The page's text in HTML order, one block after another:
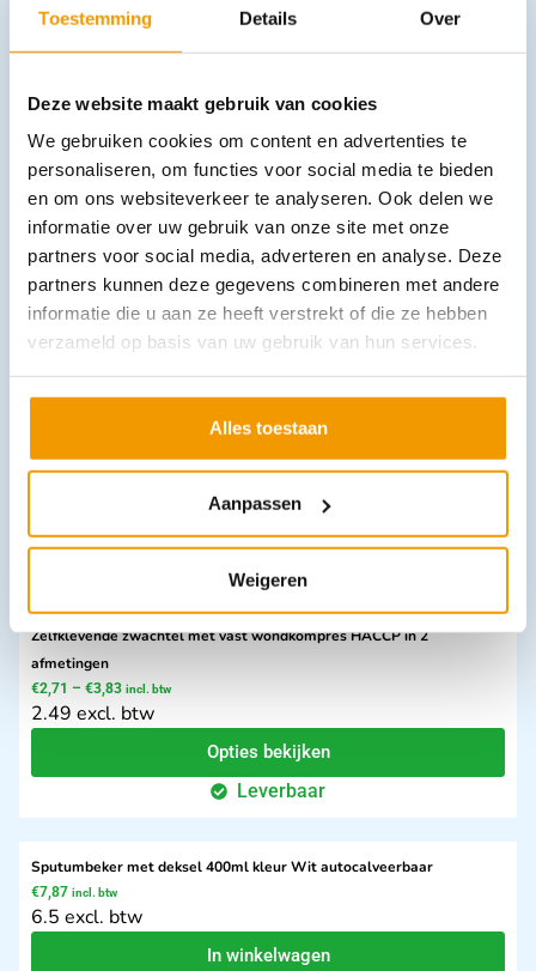
Toestemming Details Over
Deze website maakt gebruik van cookies
We gebruiken cookies om content en advertenties te
personaliseren, om functies voor social media te bieden
en om ons websiteverkeer te analyseren. Ook delen we
informatie over uw gebruik van onze site met onze
partners voor social media, adverteren en analyse. Deze
partners kunnen deze gegevens combineren met andere
informatie die u aan ze heeft verstrekt of die ze hebben
verzameld op basis van uw gebruik van hun services.
Alles toestaan
Aanpassen
Weigeren
Koffer leeg model SICURMED ABS Afm.42x31x11cm
€ 43,08 – € 91,11 incl. btw
35.6 excl. btw
Opties bekijken
Leverbaar
Zelfklevende zwachtel met vast wondkompres HACCP in 2
afmetingen
€2,71 – €3,83 incl. btw
2.49 excl. btw
Opties bekijken
Leverbaar
Sputumbeker met deksel 400ml kleur Wit autocalveerbaar
€7,87 incl. btw
6.5 excl. btw
In winkelwagen